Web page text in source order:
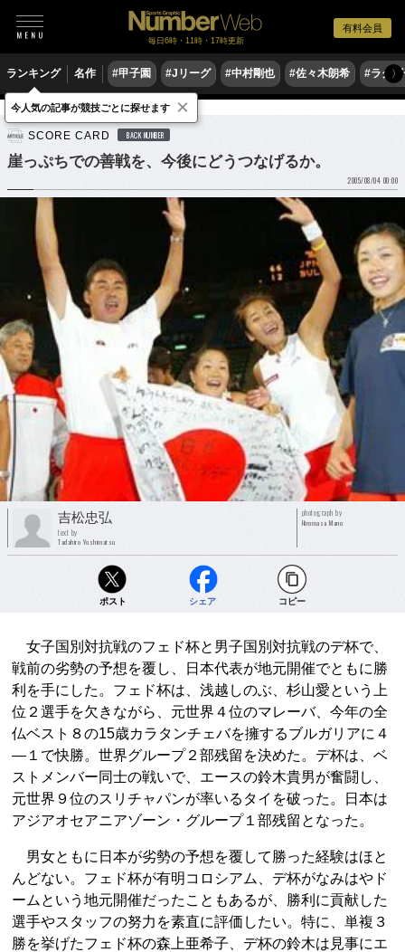
有料会員
毎日6時・11時・17時更新
ランキング 名作 #甲子園 #Jリーグ #中村剛也 #佐々木朗希 #ラグ〉
テニス テニス日本代表
SCORE CARD BACK NUMBER
崖っぷちでの善戦を、今後にどうつなげるか。
2005/08/04 00:00
吉松忠弘
text by
Tadahiro Yoshimatsu
photograph by
Hiromasa Mano
ポスト シェア コピー
女子国別対抗戦のフェド杯と男子国別対抗戦のデ杯で、
戦前の劣勢の予想を覆し、日本代表が地元開催でともに勝
利を手にした。フェド杯は、浅越しのぶ、杉山愛という上
位２選手を欠きながら、元世界４位のマレーバ、今年の全
仏ベスト８の15歳カラタンチェバを擁するブルガリアに４
―１で快勝。世界グループ２部残留を決めた。デ杯は、ベ
ストメンバー同士の戦いで、エースの鈴木貴男が奮闘し、
元世界９位のスリチャパンが率いるタイを破った。日本は
アジアオセアニアゾーン・グループ１部残留となった。
男女ともに日本が劣勢の予想を覆して勝った経験はほと
んどない。フェド杯が有明コロシアム、デ杯がなみはやド
ームという地元開催だったこともあるが、勝利に貢献した
選手やスタッフの努力を素直に評価したい。特に、単複３
勝を挙げたフェド杯の森上亜希子、デ杯の鈴木は見事にエ
今人気の記事が競技ごとに探せます ×